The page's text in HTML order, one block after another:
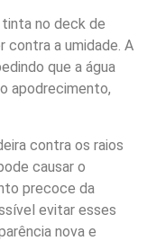
no deck de
contra a umidade. A
que a água
apodrecimento,
contra os raios
causar o
precoce da
evitar esses
nova e